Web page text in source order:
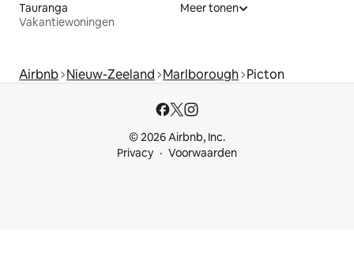
Tauranga
Vakantiewoningen
Meer tonen
Airbnb Nieuw-Zeeland Marlborough Picton
© 2026 Airbnb, Inc.
Privacy
Voorwaarden